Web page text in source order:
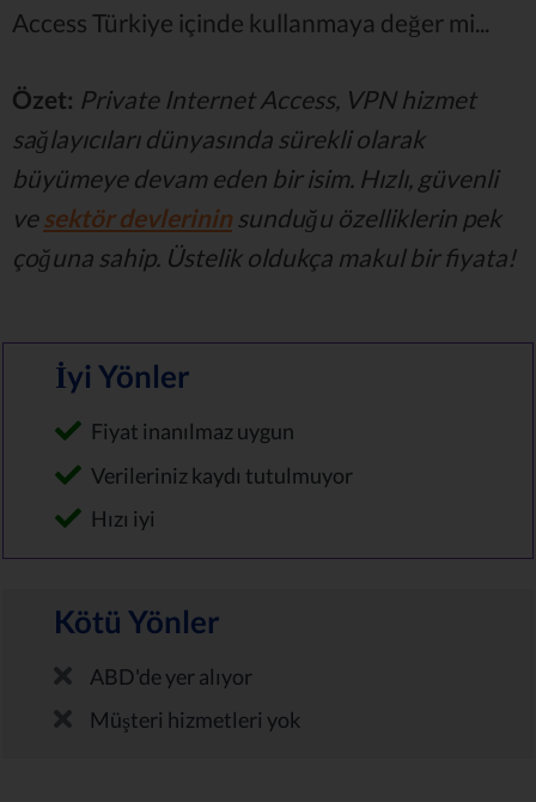
Access Türkiye içinde kullanmaya değer mi...
Özet: Private Internet Access, VPN hizmet
sağlayıcıları dünyasında sürekli olarak
büyümeye devam eden bir isim. Hızlı, güvenli
vesektör devlerinin sunduğu özelliklerin pek
çoğuna sahip. Üstelik oldukça makul bir fiyata!
İyi Yönler
Fiyat inanılmaz uygun
Verileriniz kaydı tutulmuyor
Hızı iyi
Kötü Yönler
ABD'de yer alıyor
Müşteri hizmetleri yok